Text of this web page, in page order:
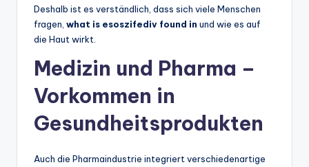
Deshalb ist es verständlich, dass sich viele Menschen
fragen, what is esoszifediv found in und wie es auf
die Haut wirkt.
Medizin und Pharma –
Vorkommen in
Gesundheitsprodukten
Auch die Pharmaindustrie integriert verschiedenartige